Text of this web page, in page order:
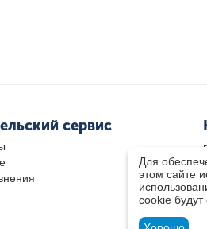
сервис
Для
этом сайте
cookie